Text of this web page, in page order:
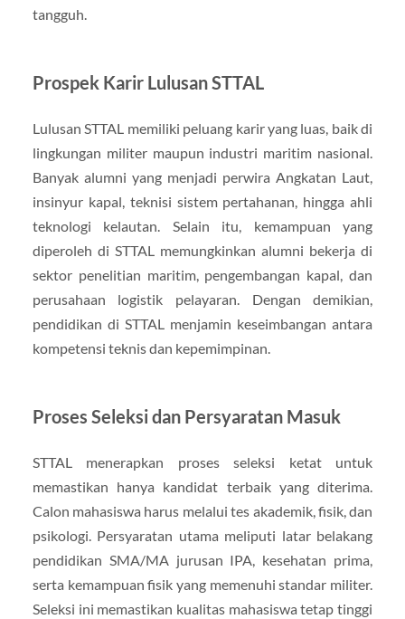
tangguh.
Prospek Karir Lulusan STTAL
Lulusan STTAL memiliki peluang karir yang luas, baik di
lingkungan militer maupun industri maritim nasional.
Banyak alumni yang menjadi perwira Angkatan Laut,
insinyur kapal, teknisi sistem pertahanan, hingga ahli
teknologi kelautan. Selain itu, kemampuan yang
diperoleh di STTAL memungkinkan alumni bekerja di
sektor penelitian maritim, pengembangan kapal, dan
perusahaan logistik pelayaran. Dengan demikian,
pendidikan di STTAL menjamin keseimbangan antara
kompetensi teknis dan kepemimpinan.
Proses Seleksi dan Persyaratan Masuk
STTAL menerapkan proses seleksi ketat untuk
memastikan hanya kandidat terbaik yang diterima.
Calon mahasiswa harus melalui tes akademik, fisik, dan
psikologi. Persyaratan utama meliputi latar belakang
pendidikan SMA/MA jurusan IPA, kesehatan prima,
serta kemampuan fisik yang memenuhi standar militer.
Seleksi ini memastikan kualitas mahasiswa tetap tinggi